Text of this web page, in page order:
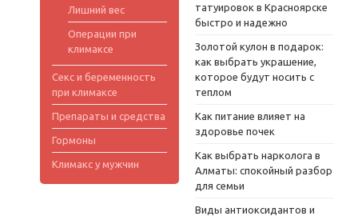
Лишний вес
Операции при
климаксе
Секс и беременность
при климаксе
Препараты и средства
Гормоны
Климакс у мужчин
татуировок в Красноярске
быстро и надежно
Золотой кулон в подарок:
как выбрать украшение,
которое будут носить с
теплом
Как питание влияет на
здоровье почек
Как выбрать нарколога в
Алматы: спокойный разбор
для семьи
Виды антиоксидантов и